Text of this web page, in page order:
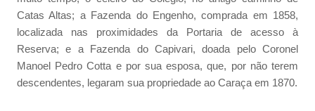
Catas Altas; a Fazenda do Engenho, comprada em 1858,
localizada nas proximidades da Portaria de acesso à
Reserva; e a Fazenda do Capivari, doada pelo Coronel
Manoel Pedro Cotta e por sua esposa, que, por não terem
descendentes, legaram sua propriedade ao Caraça em 1870.